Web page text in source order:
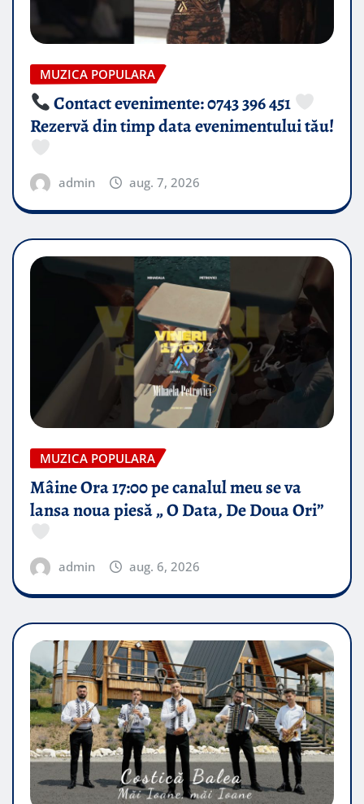
MUZICA POPULARA
Contact evenimente: 0743 396 451
Rezervă din timp data evenimentului tău!
admin aug. 7, 2026
MUZICA POPULARA
Mâine Ora 17:00 pe canalul meu se va
lansa noua piesă „ O Data, De Doua Ori”
admin aug. 6, 2026